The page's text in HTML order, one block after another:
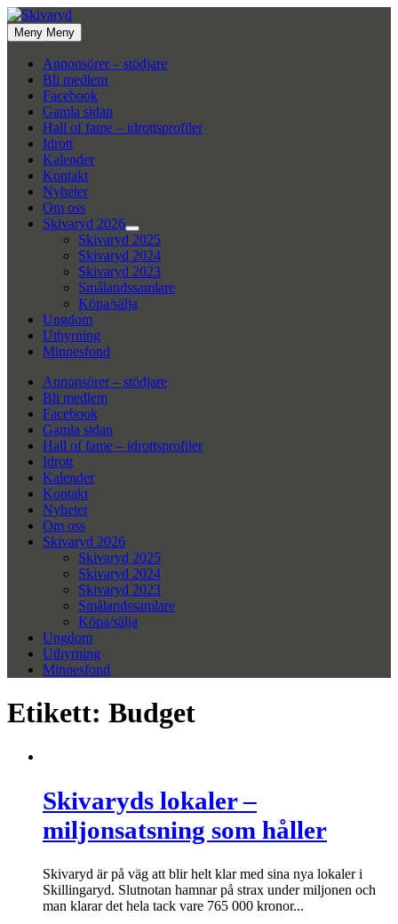
Hoppa
till
innehåll
Meny Meny
Annonsörer – stödjare
Bli medlem
Facebook
Gamla sidan
Hall of fame – idrottsprofiler
Idrott
Kalender
Kontakt
Nyheter
Om oss
Skivaryd 2026
Visa
undermeny
Skivaryd 2025
Skivaryd 2024
Skivaryd 2023
Smålandssamlare
Köpa/sälja
Ungdom
Uthyrning
Minnesfond
Annonsörer – stödjare
Bli medlem
Facebook
Gamla sidan
Hall of fame – idrottsprofiler
Idrott
Kalender
Kontakt
Nyheter
Om oss
Skivaryd 2026
Skivaryd 2025
Skivaryd 2024
Skivaryd 2023
Smålandssamlare
Köpa/sälja
Ungdom
Uthyrning
Minnesfond
Etikett: Budget
Skivaryds lokaler –
miljonsatsning som håller
Skivaryd är på väg att blir helt klar med sina nya lokaler i
Skillingaryd. Slutnotan hamnar på strax under miljonen och
man klarar det hela tack vare 765 000 kronor...